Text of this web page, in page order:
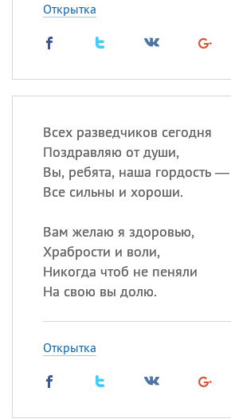
Открытка
Всех разведчиков сегодня
Поздравляю от души,
Вы, ребята, наша гордость —
Все сильны и хороши.
Вам желаю я здоровью,
Храбрости и воли,
Никогда чтоб не пеняли
На свою вы долю.
Открытка